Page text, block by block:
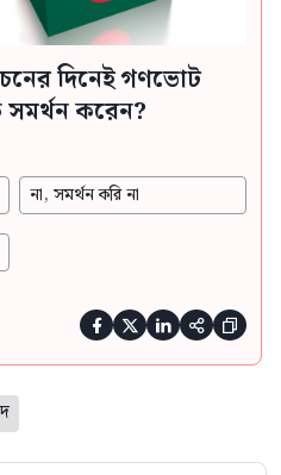
দিনেই গণভোট
করেন?
না, সমর্থন করি না
    